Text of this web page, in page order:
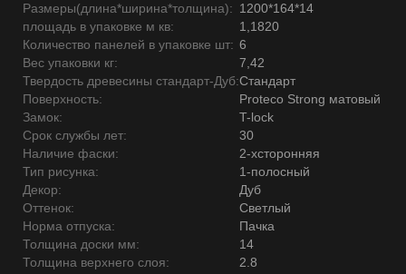
Размеры(длина*ширина*толщина): 1200*164*14
площадь в упаковке м кв:
1,1820
Количество панелей в упаковке шт: 6
Вес упаковки кг:
7,42
Твердость древесины стандарт-Дуб:Стандарт
Поверхность:
Proteco Strong матовый
Замок:
T-lock
Срок службы лет:
30
Наличие фаски:
2-хсторонняя
Тип рисунка:
1-полосный
Декор:
Дуб
Оттенок:
Светлый
Норма отпуска:
Пачка
Толщина доски мм:
14
Толщина верхнего слоя:
2.8